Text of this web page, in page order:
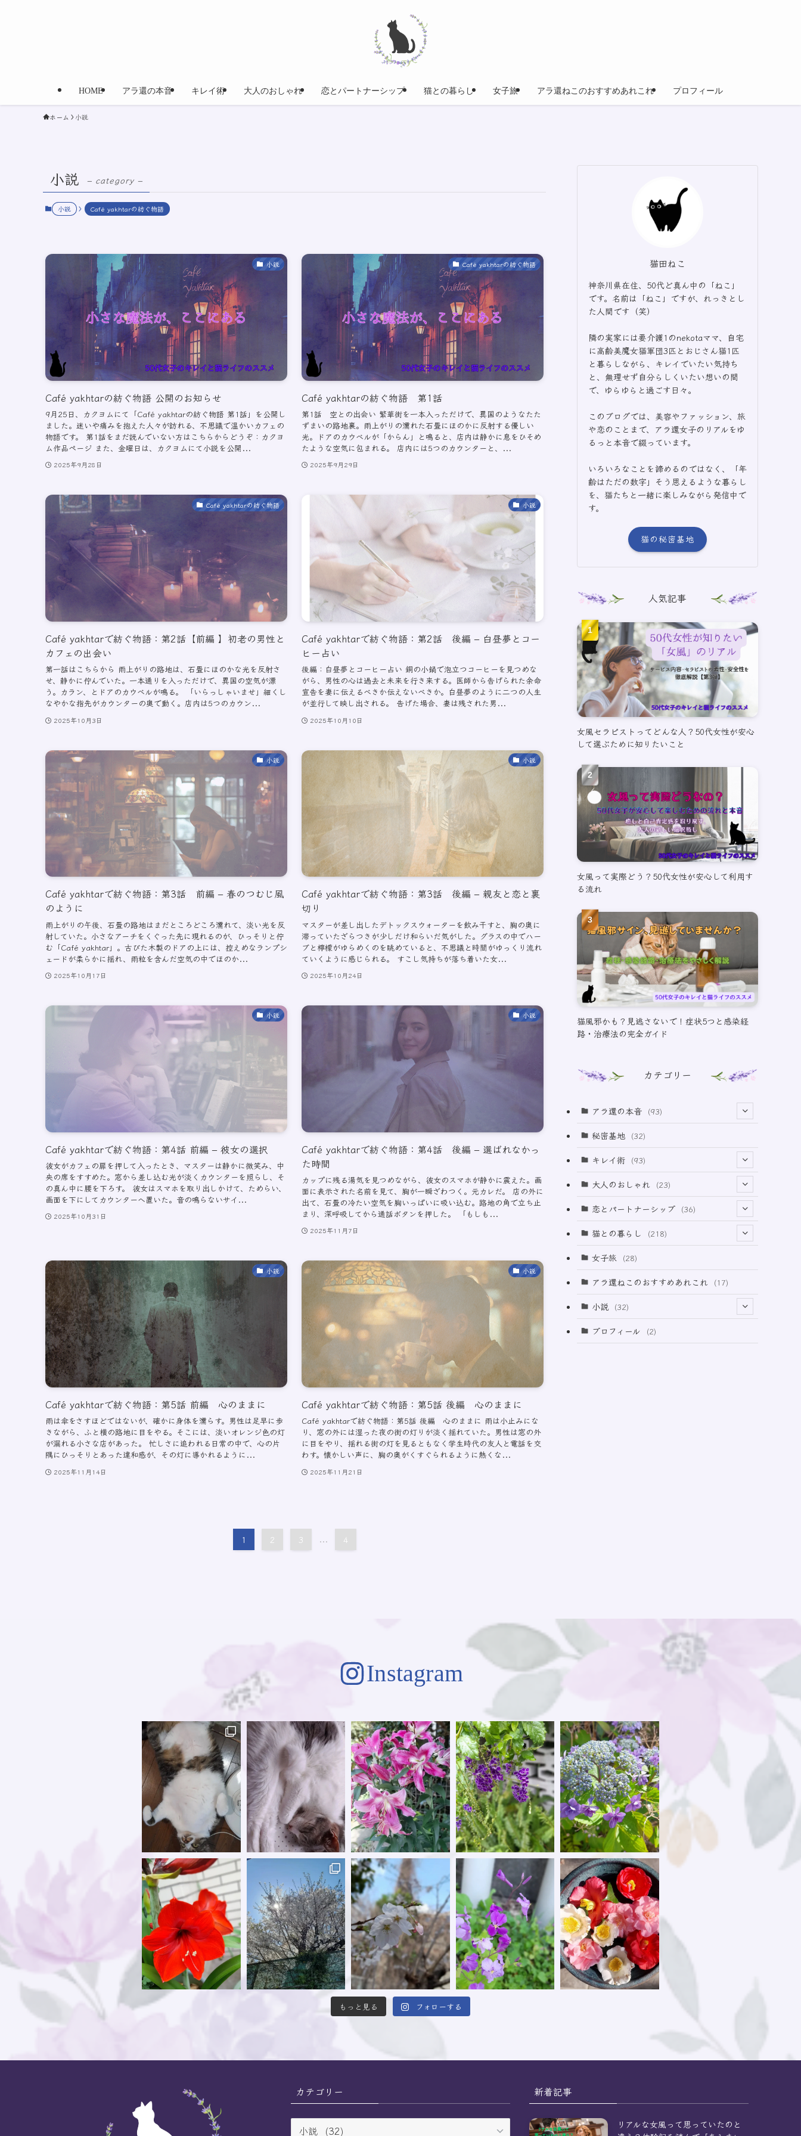
HOME アラ還の本音 キレイ術 大人のおしゃれ 恋とパートナーシップ 猫との暮らし 女子旅 アラ還ねこのおすすめあれこれ プロフィール
ホーム 小説
小説 – category –
小説 Café yakhtarの紡ぐ物語
小説
Café yakhtarの紡ぐ物語 公開のお知らせ
9月25日、カクヨムにて「Café yakhtarの紡ぐ物語 第1話」を公開し
ました。迷いや痛みを抱えた人々が訪れる、不思議で温かいカフェの
物語です。 第1話をまだ読んでいない方はこちらからどうぞ：カクヨ
ム作品ページ また、金曜日は、カクヨムにて小説を公開...
2025年9月28日
Café yakhtarの紡ぐ物語
Café yakhtarの紡ぐ物語 第1話
第1話 空との出会い 繁華街を一本入っただけで、異国のようなたた
ずまいの路地裏。雨上がりの濡れた石畳にほのかに反射する優しい
光。ドアのカウベルが「からん」と鳴ると、店内は静かに息をひそめ
たような空気に包まれる。 店内には5つのカウンターと、...
2025年9月29日
Café yakhtarの紡ぐ物語
Café yakhtarで紡ぐ物語：第2話【前編 】初老の男性と
カフェの出会い
第一話はこちらから 雨上がりの路地は、石畳にほのかな光を反射さ
せ、静かに佇んでいた。一本通りを入っただけで、異国の空気が漂
う。カラン、とドアのカウベルが鳴る。 「いらっしゃいませ」細くし
なやかな指先がカウンターの奥で動く。店内は5つのカウン...
2025年10月3日
小説
Café yakhtarで紡ぐ物語：第2話 後編 – 白昼夢とコー
ヒー占い
後編：白昼夢とコーヒー占い 銅の小鍋で泡立つコーヒーを見つめな
がら、男性の心は過去と未来を行き来する。医師から告げられた余命
宣告を妻に伝えるべきか伝えないべきか。白昼夢のように二つの人生
が並行して映し出される。 告げた場合、妻は残された男...
2025年10月10日
小説
Café yakhtarで紡ぐ物語：第3話 前編 – 春のつむじ風
のように
雨上がりの午後、石畳の路地はまだところどころ濡れて、淡い光を反
射していた。小さなアーチをくぐった先に現れるのが、ひっそりと佇
む「Café yakhtar」。古びた木製のドアの上には、控えめなランプシ
ェードが柔らかに揺れ、雨粒を含んだ空気の中でほのか...
2025年10月17日
小説
Café yakhtarで紡ぐ物語：第3話 後編 – 親友と恋と裏
切り
マスターが差し出したデトックスウォーターを飲み干すと、胸の奥に
滞っていたざらつきが少しだけ和らいだ気がした。グラスの中でハー
ブと檸檬がゆらめくのを眺めていると、不思議と時間がゆっくり流れ
ていくように感じられる。 すこし気持ちが落ち着いた女...
2025年10月24日
小説
Café yakhtarで紡ぐ物語：第4話 前編 – 彼女の選択
彼女がカフェの扉を押して入ったとき、マスターは静かに微笑み、中
央の席をすすめた。窓から差し込む光が淡くカウンターを照らし、そ
の真ん中に腰を下ろす。 彼女はスマホを取り出しかけて、ためらい、
画面を下にしてカウンターへ置いた。音の鳴らないサイ...
2025年10月31日
小説
Café yakhtarで紡ぐ物語：第4話 後編 – 選ばれなかっ
た時間
カップに残る湯気を見つめながら、彼女のスマホが静かに震えた。画
面に表示された名前を見て、胸が一瞬ざわつく。元カレだ。 店の外に
出て、石畳の冷たい空気を胸いっぱいに吸い込む。路地の角で立ち止
まり、深呼吸してから通話ボタンを押した。 「もしも...
2025年11月7日
小説
Café yakhtarで紡ぐ物語：第5話 前編 心のままに
雨は傘をさすほどではないが、確かに身体を濡らす。男性は足早に歩
きながら、ふと横の路地に目をやる。そこには、淡いオレンジ色の灯
が漏れる小さな店があった。 忙しさに追われる日常の中で、心の片
隅にひっそりとあった違和感が、その灯に導かれるように...
2025年11月14日
小説
Café yakhtarで紡ぐ物語：第5話 後編 心のままに
Café yakhtarで紡ぐ物語：第5話 後編 心のままに 雨は小止みにな
り、窓の外には湿った夜の街の灯りが淡く揺れていた。男性は窓の外
に目をやり、揺れる街の灯を見るともなく学生時代の友人と電話を交
わす。懐かしい声に、胸の奥がくすぐられるように熱くな...
2025年11月21日
1 2 3 ... 4
猫田ねこ
神奈川県在住、50代ど真ん中の「ねこ」
です。名前は「ねこ」ですが、れっきとし
た人間です（笑）
隣の実家には要介護1のnekotaママ、自宅
に高齢美魔女猫軍団3匹とおじさん猫1匹
と暮らしながら、キレイでいたい気持ち
と、無理せず自分らしくいたい想いの間
で、ゆらゆらと過ごす日々。
このブログでは、美容やファッション、旅
や恋のことまで、アラ還女子のリアルをゆ
るっと本音で綴っています。
いろいろなことを諦めるのではなく、「年
齢はただの数字」そう思えるような暮らし
を、猫たちと一緒に楽しみながら発信中で
す。
猫の秘密基地
人気記事
女風セラピストってどんな人？50代女性が安心
して選ぶために知りたいこと
女風って実際どう？50代女性が安心して利用す
る流れ
猫風邪かも？見逃さないで！症状5つと感染経
路・治療法の完全ガイド
カテゴリー
アラ還の本音 (93)
(69)
(18)
秘密基地 (32)
キレイ術 (93)
(32)
(49)
大人のおしゃれ (23)
(21)
(2)
恋とパートナーシップ (36)
(33)
(3)
猫との暮らし (218)
(21)
(49)
(73)
女子旅 (28)
アラ還ねこのおすすめあれこれ (17)
小説 (32)
プロフィール (2)
Instagram
もっと見る フォローする
カテゴリー 新着記事
リアルな女風って思っていたのと